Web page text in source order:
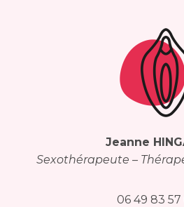
Jeanne
Sexothérapeute –
06 49 83 57